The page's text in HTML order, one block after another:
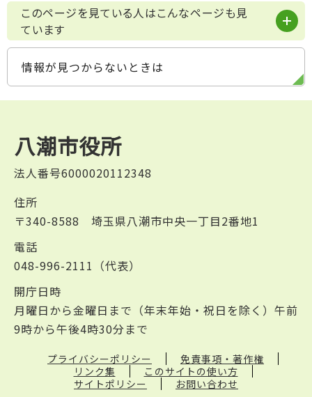
このページを見ている人はこんなページも見
ています
情報が見つからないときは
八潮市役所
法人番号6000020112348
住所
〒340-8588 埼玉県八潮市中央一丁目2番地1
電話
048-996-2111（代表）
開庁日時
月曜日から金曜日まで（年末年始・祝日を除く）午前
9時から午後4時30分まで
プライバシーポリシー
免責事項・著作権
リンク集
このサイトの使い方
サイトポリシー
お問い合わせ